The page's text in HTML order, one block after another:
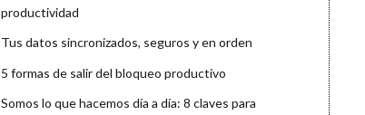
productividad
Tus datos sincronizados, seguros y en orden
5 formas de salir del bloqueo productivo
Somos lo que hacemos día a día: 8 claves para